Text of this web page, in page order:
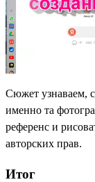
Сюжет узнаваем,
именно та
референс и
авторских прав.
Итог